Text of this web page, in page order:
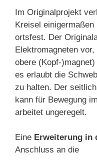
Im Originalprojekt
Kreisel
ortsfest. Der
Elektromagneten
obere (Kopf-
es erlaubt die
zu halten. Der
kann für Bewegung
arbeitet ungeregelt.
Eine Erweiterung in
Anschluss an die